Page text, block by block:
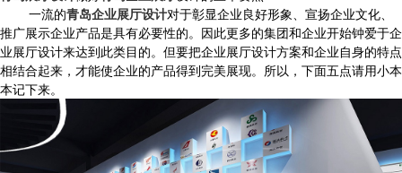
一流的青岛企业展厅设计对于彰显企业良好形象、宣扬企业文化、
推广展示企业产品是具有必要性的。因此更多的集团和企业开始钟爱于企
业展厅设计来达到此类目的。但要把企业展厅设计方案和企业自身的特点
相结合起来，才能使企业的产品得到完美展现。所以，下面五点请用小本
本记下来。